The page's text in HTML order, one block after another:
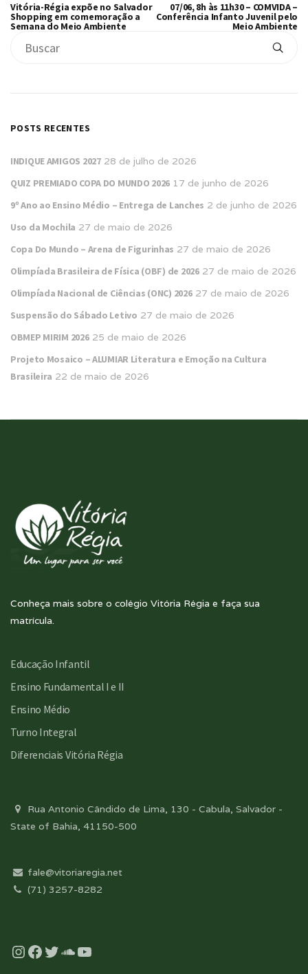
Vitória-Régia expõe no Salvador
Shopping em comemoração a
Semana do Meio Ambiente
07/06, 8h às 11h30 – COMVIDA –
Conferência Infanto Juvenil pelo
Meio Ambiente
POSTS RECENTES
INDIQUE AMIGOS 2027 28 de julho de 2026
QUIZ PREMIADO COPA DO MUNDO 2026 17 de junho de 2026
9º Ano ao Ensino Médio – Entrega de Lanches 2 de junho de 2026
Uso da Mochila 27 de maio de 2026
Copa Do Mundo – Arena de Figurinhas 27 de maio de 2026
Olimpíada Brasileira de Física (OBF) de 2026 27 de maio de 2026
Olimpíada Nacional de Ciências (ONC) 2026 27 de maio de 2026
Suspensão do Sábado Letivo 27 de maio de 2026
OBMEP MIRIM 2026 25 de maio de 2026
Projeto Mosaico – ALUMIAR Literatura e Emoção na Cultura
Brasileira 22 de maio de 2026
Conheça mais sobre o colégio Vitória Régia e faça sua
matrícula.
Educação Infantil
Ensino Fundamental I e II
Ensino Médio
Turno Integral
Diferenciais Vitória Régia
Rua Antonio Cândido de Lima, 130 - Cabula, Salvador -
State of Bahia, 41150-500
fale@vitoriaregia.net
(71) 3257-8282
Instagram
Facebook
Twitter
Soundcloud
YouTube